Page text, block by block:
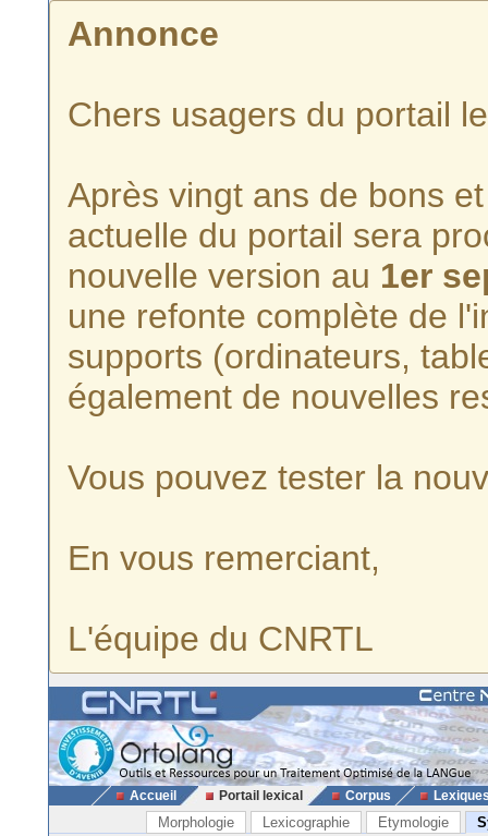
Annonce
Chers usagers du portail
Après vingt ans de bons
actuelle du portail sera
nouvelle version au 1er
une refonte complète de
supports (ordinateurs,
également de nouvelles
Vous pouvez tester la
En vous remerciant,
L'équipe du CNRTL
Accueil Portail lexical Corpus
Morphologie Lexicographie Etymologie